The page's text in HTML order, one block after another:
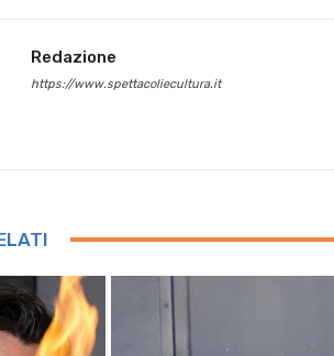
Redazione
https://www.spettacoliecultura.it